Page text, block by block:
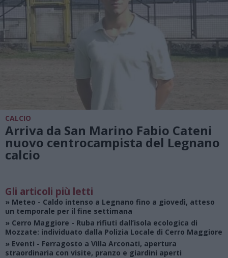
CALCIO
Arriva da San Marino Fabio Cateni
nuovo centrocampista del Legnano
calcio
Gli articoli più letti
» Meteo - Caldo intenso a Legnano fino a giovedì, atteso
un temporale per il fine settimana
» Cerro Maggiore - Ruba rifiuti dall’isola ecologica di
Mozzate: individuato dalla Polizia Locale di Cerro Maggiore
» Eventi - Ferragosto a Villa Arconati, apertura
straordinaria con visite, pranzo e giardini aperti